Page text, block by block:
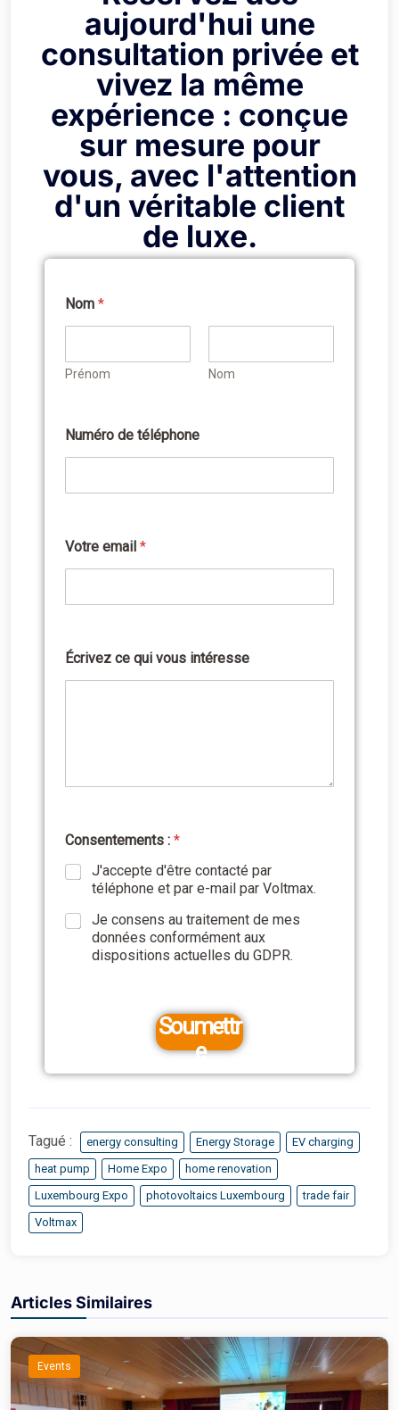
aujourd'hui une
consultation privée et
vivez la même
expérience : conçue
sur mesure pour
vous, avec l'attention
d'un véritable client
de luxe.
Nom *
Prénom Nom
Numéro de téléphone
N
u
é
i
t
e
Votre email *
Écrivez ce qui vous intéresse
Consentements : *
J'accepte d'être contacté par
téléphone et par e-mail par Voltmax.
Je consens au traitement de mes
données conformément aux
dispositions actuelles du GDPR.
Soumettr
e
Tagué : energy consulting Energy Storage
EV charging
heat pump
Home Expo
home renovation
Luxembourg Expo
photovoltaics Luxembourg
trade fair
Voltmax
Articles Similaires
Events